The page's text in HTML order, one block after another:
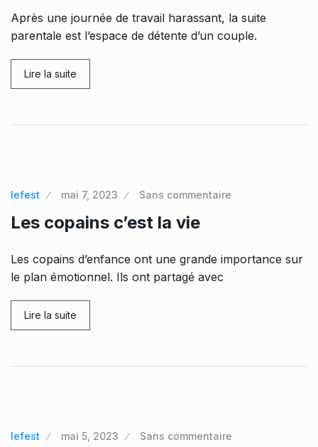
Après une journée de travail harassant, la suite
parentale est l’espace de détente d’un couple.
Lire la suite
lefest mai 7, 2023 Sans commentaire
Les copains c’est la vie
Les copains d’enfance ont une grande importance sur
le plan émotionnel. Ils ont partagé avec
Lire la suite
lefest mai 5, 2023 Sans commentaire